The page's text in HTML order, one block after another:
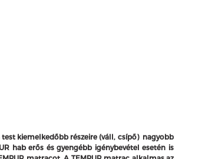
test kiemelkedőbb részeire (váll, csípő) nagyobb
hab erős és gyengébb igénybevétel esetén is